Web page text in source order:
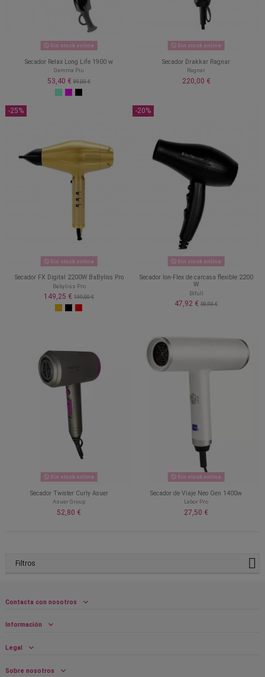
Sin stock online
Secador Relax Long Life 1900 w
Gamma Piu
53,40 € 89,00 €
Sin stock online
Secador Drakkar Ragnar
Ragnar
220,00 €
-25%
Sin stock online
Secador FX Digital 2200W BaByliss Pro
Babyliss Pro
149,25 € 199,00 €
-20%
Sin stock online
Secador Ion-Flex de carcasa flexible 2200
W
Bifull
47,92 € 59,90 €
Sin stock online
Secador Twister Curly Asuer
Asuer Group
52,80 €
Sin stock online
Secador de Viaje Neo Gen 1400w
Labor Pro
27,50 €
Filtros
Contacta con nosotros
Información
Legal
Sobre nosotros